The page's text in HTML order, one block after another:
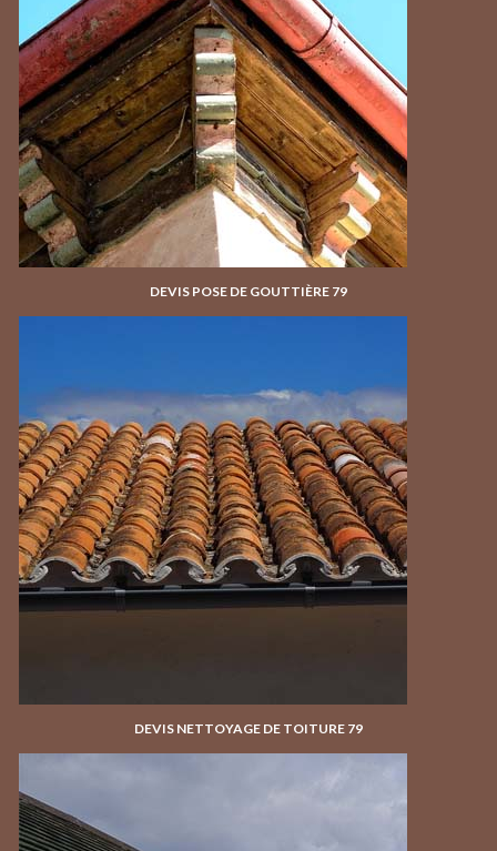
DEVIS POSE DE GOUTTIÈRE 79
DEVIS NETTOYAGE DE TOITURE 79